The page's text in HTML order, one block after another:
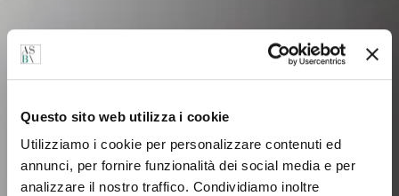
Questo sito web utilizza i cookie
Utilizziamo i cookie per personalizzare contenuti ed
annunci, per fornire funzionalità dei social media e per
analizzare il nostro traffico. Condividiamo inoltre